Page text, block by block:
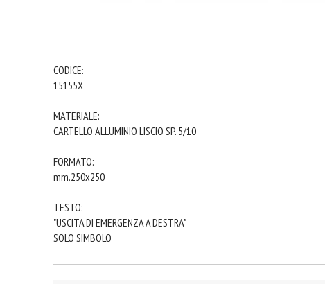
CODICE:
15155X
MATERIALE:
CARTELLO ALLUMINIO LISCIO SP. 5/10
FORMATO:
mm.250x250
TESTO:
"USCITA DI EMERGENZA A DESTRA"
SOLO SIMBOLO